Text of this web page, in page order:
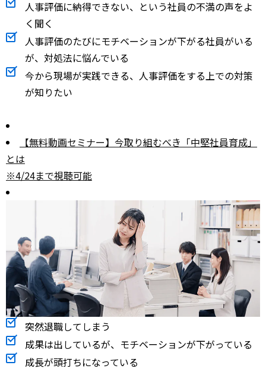
人事評価に納得できない、という社員の不満の声をよ
く聞く
人事評価のたびにモチベーションが下がる社員がいる
が、対処法に悩んでいる
今から現場が実践できる、人事評価をする上での対策
が知りたい
【無料動画セミナー】今取り組むべき「中堅社員育成」
とは
※4/24まで視聴可能
突然退職してしまう
成果は出しているが、モチベーションが下がっている
成長が頭打ちになっている